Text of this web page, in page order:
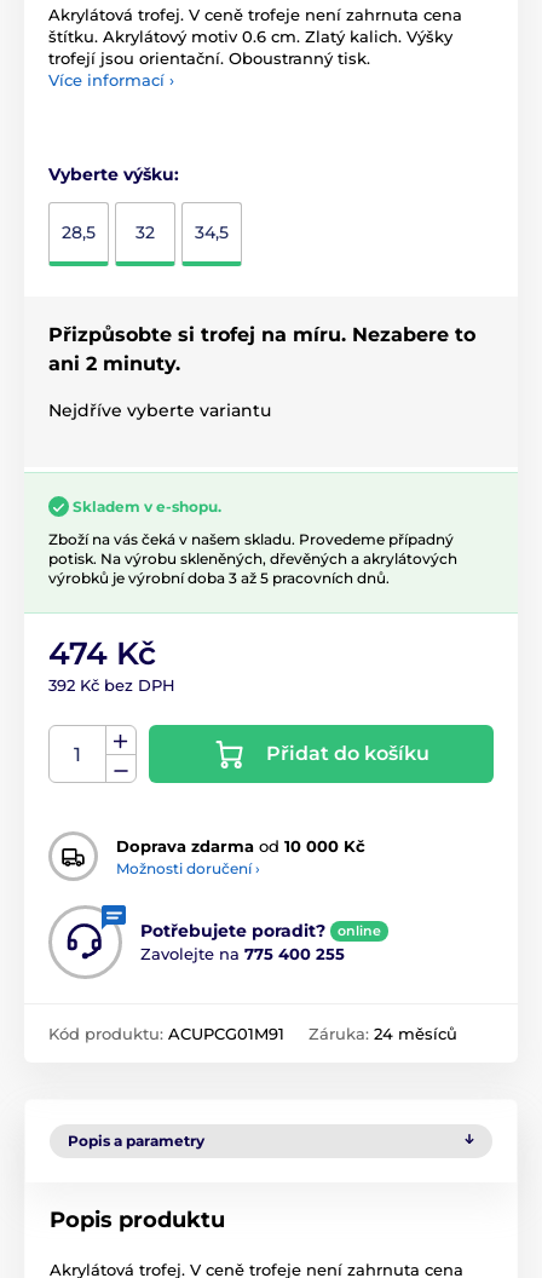
Akrylátová trofej. V ceně trofeje není zahrnuta cena
štítku. Akrylátový motiv 0.6 cm. Zlatý kalich. Výšky
trofejí jsou orientační. Oboustranný tisk.
Více informací ›
Vyberte výšku:
28,5 32 34,5
Přizpůsobte si trofej na míru. Nezabere to
ani 2 minuty.
Nejdříve vyberte variantu
Skladem v e-shopu.
Zboží na vás čeká v našem skladu. Provedeme případný
potisk. Na výrobu skleněných, dřevěných a akrylátových
výrobků je výrobní doba 3 až 5 pracovních dnů.
474 Kč
392 Kč bez DPH
Přidat do košíku
Doprava zdarma od 10 000 Kč
Možnosti doručení ›
Potřebujete poradit? online
Zavolejte na 775 400 255
Kód produktu: ACUPCG01M91 Záruka: 24 měsíců
Popis a parametry
Popis produktu
Akrylátová trofej. V ceně trofeje není zahrnuta cena